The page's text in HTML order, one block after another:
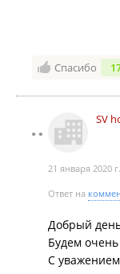
Спасибо
SV
21 января 2020 г.
Ответ на
Добрый
Будем
С